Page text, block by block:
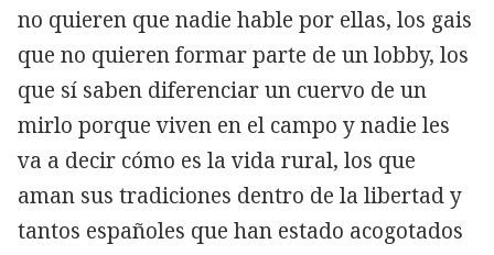
no quieren que nadie hable por ellas, los gais
que no quieren formar parte de un lobby, los
que sí saben diferenciar un cuervo de un
mirlo porque viven en el campo y nadie les
va a decir cómo es la vida rural, los que
aman sus tradiciones dentro de la libertad y
tantos españoles que han estado acogotados